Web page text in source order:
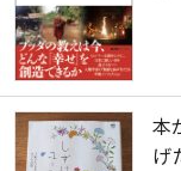
本
げ